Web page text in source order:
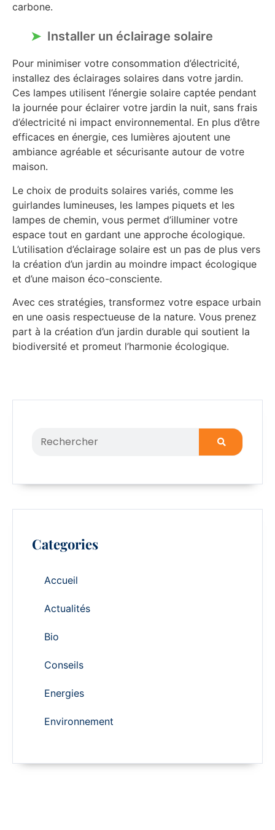
carbone.
Installer un éclairage solaire
Pour minimiser votre consommation d’électricité,
installez des éclairages solaires dans votre jardin.
Ces lampes utilisent l’énergie solaire captée pendant
la journée pour éclairer votre jardin la nuit, sans frais
d’électricité ni impact environnemental. En plus d’être
efficaces en énergie, ces lumières ajoutent une
ambiance agréable et sécurisante autour de votre
maison.
Le choix de produits solaires variés, comme les
guirlandes lumineuses, les lampes piquets et les
lampes de chemin, vous permet d’illuminer votre
espace tout en gardant une approche écologique.
L’utilisation d’éclairage solaire est un pas de plus vers
la création d’un jardin au moindre impact écologique
et d’une maison éco-consciente.
Avec ces stratégies, transformez votre espace urbain
en une oasis respectueuse de la nature. Vous prenez
part à la création d’un jardin durable qui soutient la
biodiversité et promeut l’harmonie écologique.
Categories
Accueil
Actualités
Bio
Conseils
Energies
Environnement